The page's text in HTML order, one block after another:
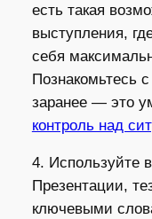
есть такая
выступления,
себя
Познакомьтесь
заранее — это
контроль над
4. Используйте
Презентации,
ключевыми